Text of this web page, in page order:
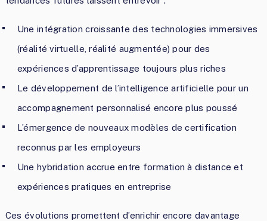
Une intégration croissante des technologies immersives
(réalité virtuelle, réalité augmentée) pour des
expériences d’apprentissage toujours plus riches
Le développement de l’intelligence artificielle pour un
accompagnement personnalisé encore plus poussé
L’émergence de nouveaux modèles de certification
reconnus par les employeurs
Une hybridation accrue entre formation à distance et
expériences pratiques en entreprise
Ces évolutions promettent d’enrichir encore davantage